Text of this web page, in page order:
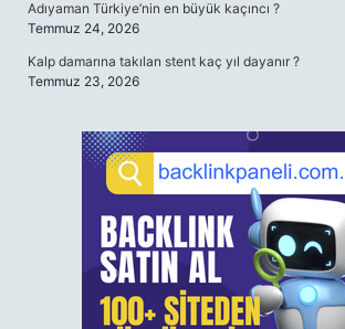
Adıyaman Türkiye’nin en büyük kaçıncı ?
Temmuz 24, 2026
Kalp damarına takılan stent kaç yıl dayanır ?
Temmuz 23, 2026